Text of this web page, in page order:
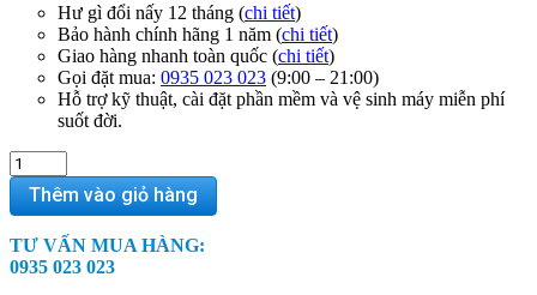
Hư gì đổi nấy 12 tháng (chi tiết)
Bảo hành chính hãng 1 năm (chi tiết)
Giao hàng nhanh toàn quốc (chi tiết)
Gọi đặt mua: 0935 023 023 (9:00 – 21:00)
Hỗ trợ kỹ thuật, cài đặt phần mềm và vệ sinh máy miễn phí
suốt đời.
MacBook
Pro
M2
Max
Thêm vào giỏ hàng
TƯ VẤN MUA HÀNG:
0935 023 023